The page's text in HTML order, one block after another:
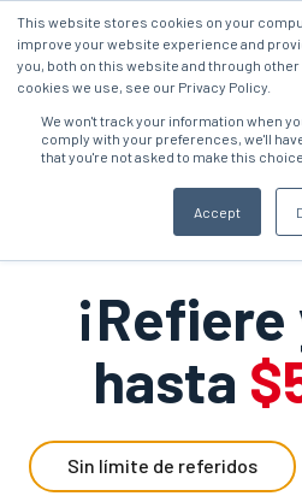
This website stores cookies on your
improve your website experience and
you, both on this website and through
cookies we use, see our Privacy Policy.
We won't track your information when
comply with your preferences, we'll
that you're not asked to make this choice
Accept
¡Refiere
hasta
Sin límite de referidos